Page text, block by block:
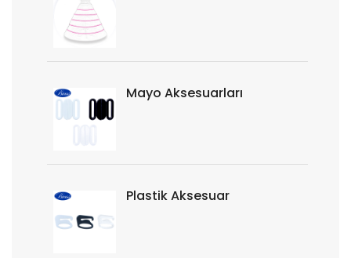
Mayo Aksesuarları
Plastik Aksesuar